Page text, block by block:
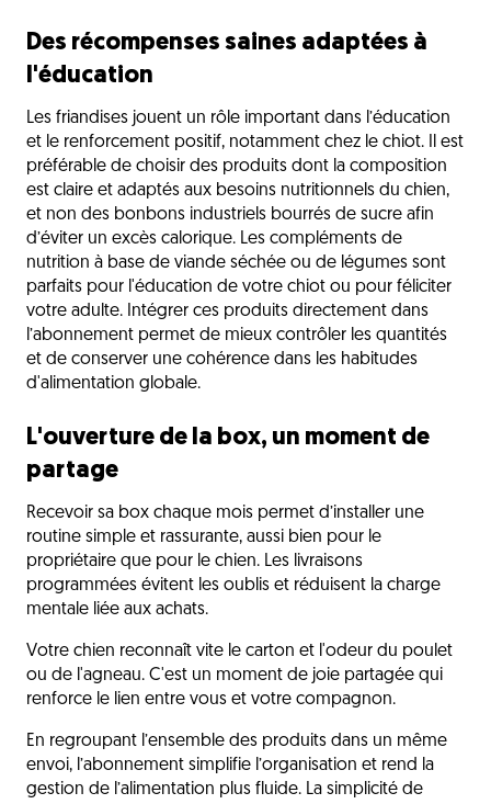
Des récompenses saines adaptées à
l'éducation
Les friandises jouent un rôle important dans l’éducation
et le renforcement positif, notamment chez le chiot. Il est
préférable de choisir des produits dont la composition
est claire et adaptés aux besoins nutritionnels du chien,
et non des bonbons industriels bourrés de sucre afin
d’éviter un excès calorique. Les compléments de
nutrition à base de viande séchée ou de légumes sont
parfaits pour l'éducation de votre chiot ou pour féliciter
votre adulte. Intégrer ces produits directement dans
l’abonnement permet de mieux contrôler les quantités
et de conserver une cohérence dans les habitudes
d'alimentation globale.
L'ouverture de la box, un moment de
partage
Recevoir sa box chaque mois permet d’installer une
routine simple et rassurante, aussi bien pour le
propriétaire que pour le chien. Les livraisons
programmées évitent les oublis et réduisent la charge
mentale liée aux achats.
Votre chien reconnaît vite le carton et l'odeur du poulet
ou de l'agneau. C'est un moment de joie partagée qui
renforce le lien entre vous et votre compagnon.
En regroupant l’ensemble des produits dans un même
envoi, l’abonnement simplifie l’organisation et rend la
gestion de l’alimentation plus fluide. La simplicité de